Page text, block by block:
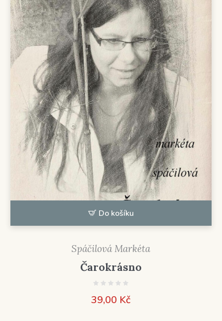
Do košíku
Spáčilová Markéta
Čarokrásno
39,00 Kč